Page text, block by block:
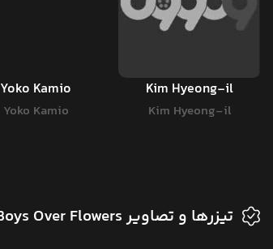
Kim Hyeong-il
Kim Hyeong-il
Yoko Kamio
Yoko Kamio
تیزرها و تصاویر Boys Over Flowers